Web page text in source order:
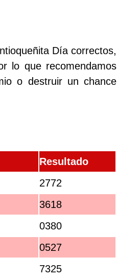
Día correctos,
lo que recomendamos
o destruir un chance
Resultado
2772
3618
0380
0527
7325